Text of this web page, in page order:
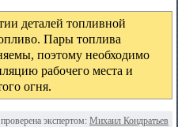
деталей топливной
Пары топлива
поэтому необходимо
рабочего места и
огня.
экспертом: Михаил Кондратьев